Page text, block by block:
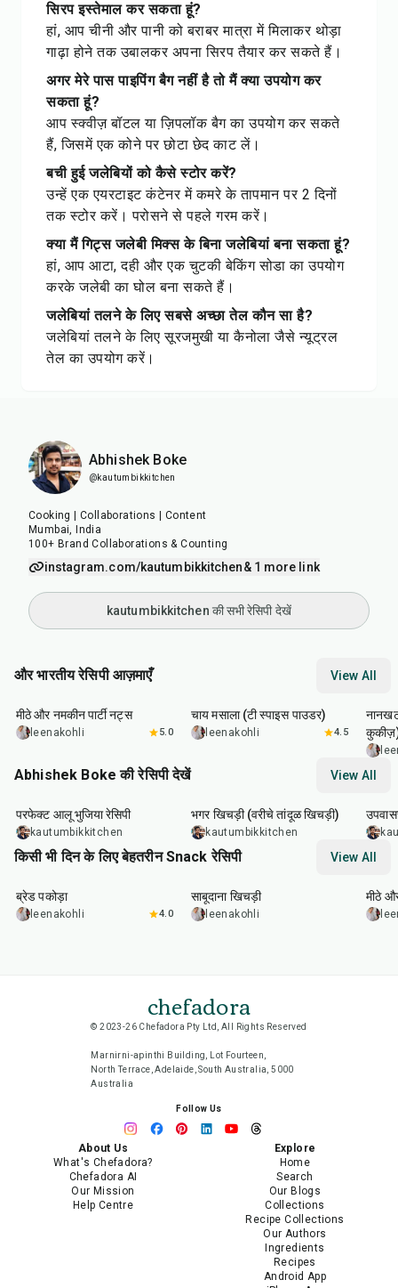
सिरप इस्तेमाल कर सकता हूं?
हां, आप चीनी और पानी को बराबर मात्रा में मिलाकर थोड़ा
गाढ़ा होने तक उबालकर अपना सिरप तैयार कर सकते हैं।
अगर मेरे पास पाइपिंग बैग नहीं है तो मैं क्या उपयोग कर
सकता हूं?
आप स्क्वीज़ बॉटल या ज़िपलॉक बैग का उपयोग कर सकते
हैं, जिसमें एक कोने पर छोटा छेद काट लें।
बची हुई जलेबियों को कैसे स्टोर करें?
उन्हें एक एयरटाइट कंटेनर में कमरे के तापमान पर 2 दिनों
तक स्टोर करें। परोसने से पहले गरम करें।
क्या मैं गिट्स जलेबी मिक्स के बिना जलेबियां बना सकता हूं?
हां, आप आटा, दही और एक चुटकी बेकिंग सोडा का उपयोग
करके जलेबी का घोल बना सकते हैं।
जलेबियां तलने के लिए सबसे अच्छा तेल कौन सा है?
जलेबियां तलने के लिए सूरजमुखी या कैनोला जैसे न्यूट्रल
तेल का उपयोग करें।
Abhishek Boke
@kautumbikkitchen
Cooking | Collaborations | Content
Mumbai, India
100+ Brand Collaborations & Counting
instagram.com/kautumbikkitchen& 1 more link
kautumbikkitchen की सभी रेसिपी देखें
और भारतीय रेसिपी आज़माएँ View All
15 min
मीठे और नमकीन पार्टी नट्स
leenakohli 5.0
चाय मसाला (टी स्पाइस पाउडर)
leenakohli 4.5
Abhishek Boke की रेसिपी देखें View All
परफेक्ट आलू भुजिया रेसिपी
kautumbikkitchen
भगर खिचड़ी (वरीचे तांदूळ खिचड़ी)
kautumbikkitchen
किसी भी दिन के लिए बेहतरीन Snack रेसिपी View All
15
ब्रेड पकोड़ा
leenakohli 4.0
hr 20
साबूदाना खिचड़ी
leenakohli
मीठे
chefadora
© 2023-26 Chefadora Pty Ltd, All Rights Reserved
Marnirni-apinthi Building, Lot Fourteen,
North Terrace, Adelaide, South Australia, 5000
Australia
Follow Us
About Us
What's Chefadora?
Chefadora AI
Our Mission
Help Centre
Explore
Home
Search
Our Blogs
Collections
Recipe Collections
Our Authors
Ingredients
Recipes
Android App